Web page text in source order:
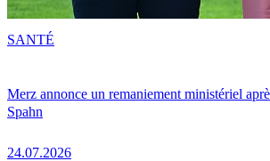
Merz annonce un remaniement ministériel
Spahn
24.07.2026
SANTÉ